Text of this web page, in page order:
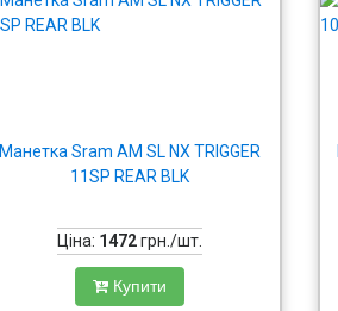
Манетка Sram AM SL NX TRIGGER
11SP REAR BLK
Ціна: 1472грн./шт.
Купити